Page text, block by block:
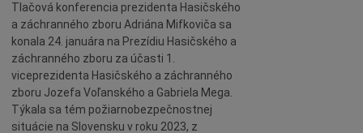
Tlačová konferencia prezidenta Hasičského
a záchranného zboru Adriána Mifkoviča sa
konala 24. januára na Prezídiu Hasičského a
záchranného zboru za účasti 1.
viceprezidenta Hasičského a záchranného
zboru Jozefa Voľanského a Gabriela Mega.
Týkala sa tém požiarnobezpečnostnej
situácie na Slovensku v roku 2023, z